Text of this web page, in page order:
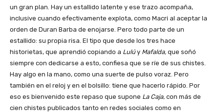
un gran plan. Hay un estallido latente y ese trazo acompaña,
inclusive cuando efectivamente explota, como Macri al aceptar la
orden de Duran Barba de enojarse. Pero todo parte de un
estallido: su propia risa. El tipo que desde los tres hace
historietas, que aprendió copiando a Lulúy Mafalda, que soñó
siempre con dedicarse a esto, confiesa que se ríe de sus chistes.
Hay algo en la mano, como una suerte de pulso voraz. Pero
también en el reloj y en el bolsillo: tiene que hacerlo rápido. Por
eso es bienvenido este repaso que supone La Caja, con más de
cien chistes publicados tanto en redes sociales como en